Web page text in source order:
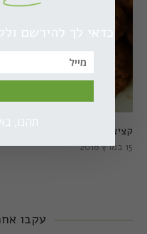
קציצות כרישה מושלמות
15 במרץ 2018
עקבו
כדאי לך להירשם
תהנו,